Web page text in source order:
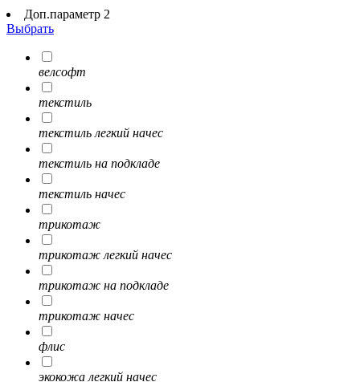
Доп.параметр 2
Выбрать
велсофт
текстиль
текстиль легкий начес
текстиль на подкладе
текстиль начес
трикотаж
трикотаж легкий начес
трикотаж на подкладе
трикотаж начес
флис
экокожа легкий начес